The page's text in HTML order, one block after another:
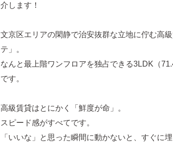
介します！
文京区エリアの閑静で治安抜群な立地に佇む高
テ」。
なんと最上階ワンフロアを独占できる3LDK（
です。
高級賃貸はとにかく「鮮度が命」。
スピード感がすべてです。
「いいな」と思った瞬間に動かないと、すぐに